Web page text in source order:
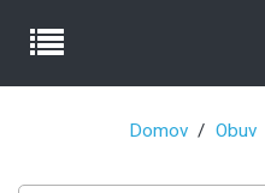
Domov Obuv